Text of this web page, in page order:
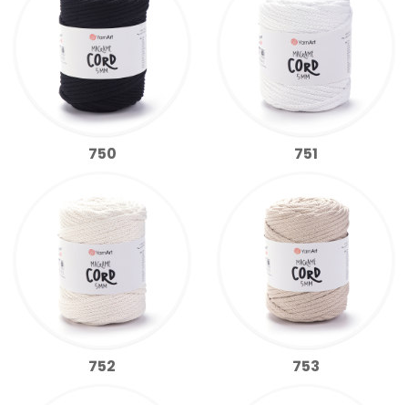
750 751
752 753